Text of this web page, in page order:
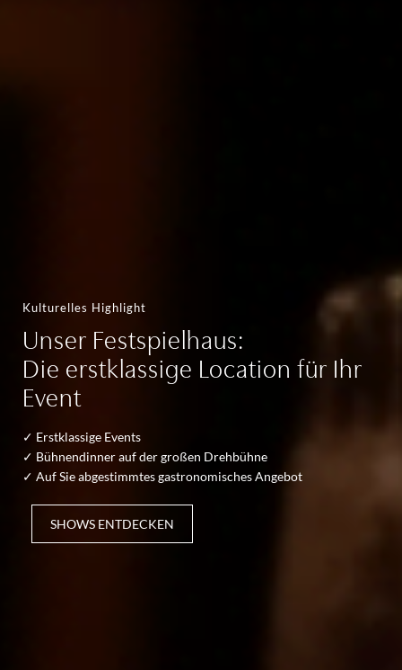
Kulturelles Highlight
Unser Festspielhaus:
Die erstklassige Location für Ihr
Event
✓ Erstklassige Events
✓ Bühnendinner auf der großen Drehbühne
✓ Auf Sie abgestimmtes gastronomisches Angebot
SHOWS ENTDECKEN